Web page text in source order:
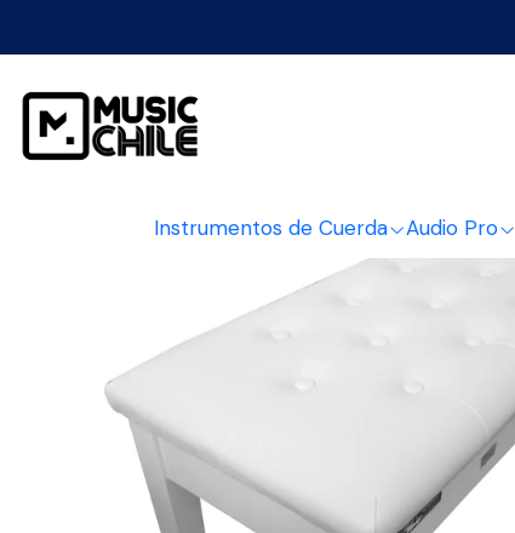
Instrumentos de Cuerda Audio Pro